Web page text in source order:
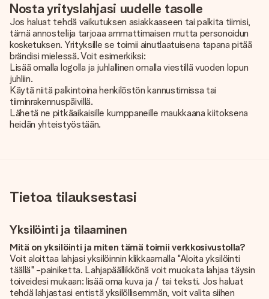
Nosta yrityslahjasi uudelle tasolle
Jos haluat tehdä vaikutuksen asiakkaaseen tai palkita tiimisi,
tämä annostelija tarjoaa ammattimaisen mutta personoidun
kosketuksen. Yrityksille se toimii ainutlaatuisena tapana pitää
brändisi mielessä. Voit esimerkiksi:
Lisää omalla logolla ja juhlallinen omalla viestillä vuoden lopun
juhliin.
Käytä niitä palkintoina henkilöstön kannustimissa tai
tiiminrakennuspäivillä.
Lähetä ne pitkäaikaisille kumppaneille maukkaana kiitoksena
heidän yhteistyöstään.
Tietoa tilauksestasi
Yksilöinti ja tilaaminen
Mitä on yksilöinti ja miten tämä toimii verkkosivustolla?
Voit aloittaa lahjasi yksilöinnin klikkaamalla "Aloita yksilöinti
täällä" -painiketta. Lahjapäällikkönä voit muokata lahjaa täysin
toiveidesi mukaan: lisää oma kuva ja / tai teksti. Jos haluat
tehdä lahjastasi entistä yksilöllisemmän, voit valita siihen